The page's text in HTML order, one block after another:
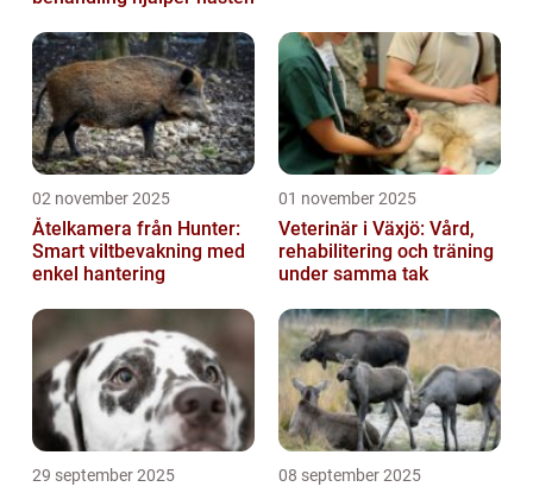
02 november 2025
Åtelkamera från Hunter:
Smart viltbevakning med
enkel hantering
01 november 2025
Veterinär i Växjö: Vård,
rehabilitering och träning
under samma tak
29 september 2025 08 september 2025